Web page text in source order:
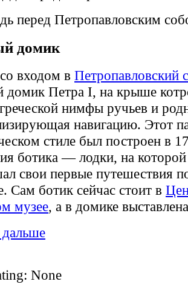
перед Петропавловским
домик
входом в Петропавловский
домик Петра I, на крыше
нимфы ручьев и
навигацию. Этот
стиле был построен в
ботика — лодки, на
свои первые путешествия
Сам ботик сейчас стоит в
музее, а в домике
дальше
None